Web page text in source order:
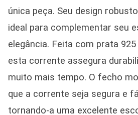
única peça. Seu design
ideal para complementar seu
elegância. Feita com prata
esta corrente assegura
muito mais tempo. O fecho
que a corrente seja segura e
tornando-a uma excelente